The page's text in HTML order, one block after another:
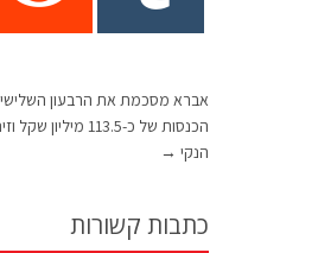
הנקי →
כתבות קשורות